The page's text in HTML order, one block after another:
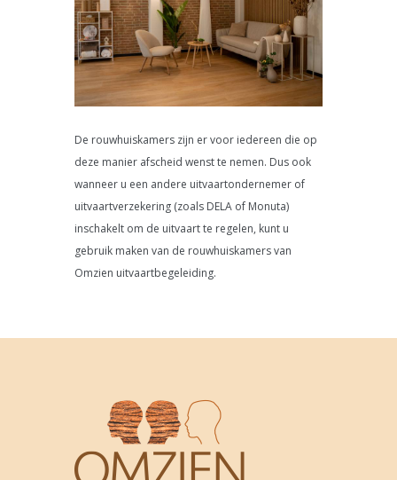
De rouwhuiskamers zijn er voor iedereen die op
deze manier afscheid wenst te nemen. Dus ook
wanneer u een andere uitvaartondernemer of
uitvaartverzekering (zoals DELA of Monuta)
inschakelt om de uitvaart te regelen, kunt u
gebruik maken van de rouwhuiskamers van
Omzien uitvaartbegeleiding.